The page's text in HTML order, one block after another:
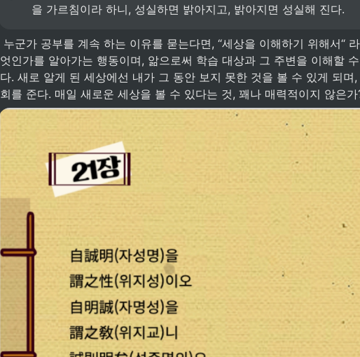
을 가르침이라 하니, 성실하면 밝아지고, 밝아지면 성실해 진다.
엇인가를 알아가는 행동이며, 앎으로써 학습 대상과 그 주변을 이해할
다. 새로 알게 된 세상에선 내가 그 동안 보지 못한 것을 볼 수 있게 되며
회를 준다. 매일 새로운 세상을 볼 수 있다는 것, 꽤나 매력적이지 않은가